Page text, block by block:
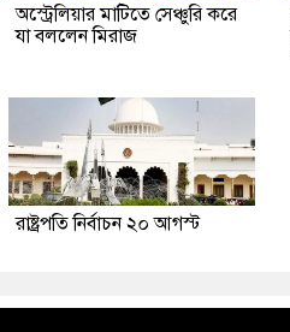
অস্ট্রেলিয়ার মাটিতে সেঞ্চুরি করে
যা বললেন মিরাজ
রাষ্ট্রপতি নির্বাচন ২০ আগস্ট